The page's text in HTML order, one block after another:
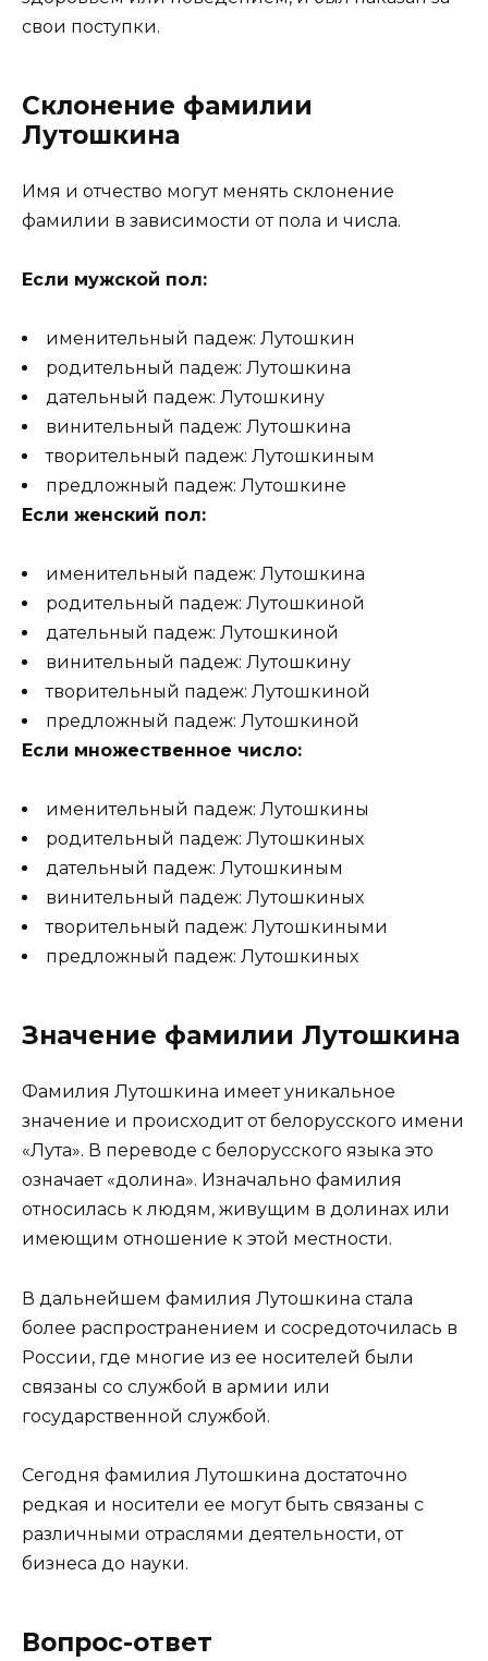
свои поступки.
Склонение фамилии
Лутошкина
Имя и отчество могут менять склонение
фамилии в зависимости от пола и числа.
Если мужской пол:
именительный падеж: Лутошкин
родительный падеж: Лутошкина
дательный падеж: Лутошкину
винительный падеж: Лутошкина
творительный падеж: Лутошкиным
предложный падеж: Лутошкине
Если женский пол:
именительный падеж: Лутошкина
родительный падеж: Лутошкиной
дательный падеж: Лутошкиной
винительный падеж: Лутошкину
творительный падеж: Лутошкиной
предложный падеж: Лутошкиной
Если множественное число:
именительный падеж: Лутошкины
родительный падеж: Лутошкиных
дательный падеж: Лутошкиным
винительный падеж: Лутошкиных
творительный падеж: Лутошкиными
предложный падеж: Лутошкиных
Значение фамилии Лутошкина
Фамилия Лутошкина имеет уникальное
значение и происходит от белорусского имени
«Лута». В переводе с белорусского языка это
означает «долина». Изначально фамилия
относилась к людям, живущим в долинах или
имеющим отношение к этой местности.
В дальнейшем фамилия Лутошкина стала
более распространением и сосредоточилась в
России, где многие из ее носителей были
связаны со службой в армии или
государственной службой.
Сегодня фамилия Лутошкина достаточно
редкая и носители ее могут быть связаны с
различными отраслями деятельности, от
бизнеса до науки.
Вопрос-ответ